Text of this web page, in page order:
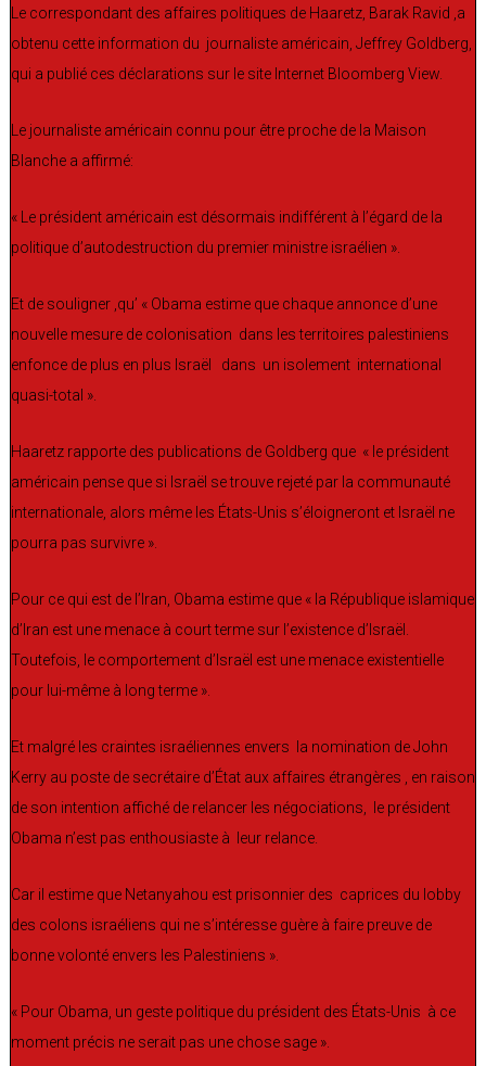
Le correspondant des affaires politiques de Haaretz, Barak Ravid ,a
obtenu cette information du journaliste américain, Jeffrey Goldberg,
qui a publié ces déclarations sur le site Internet Bloomberg View.
Le journaliste américain connu pour être proche de la Maison
Blanche a affirmé:
« Le président américain est désormais indifférent à l’égard de la
politique d’autodestruction du premier ministre israélien ».
Et de souligner ,qu’ « Obama estime que chaque annonce d’une
nouvelle mesure de colonisation dans les territoires palestiniens
enfonce de plus en plus Israël dans un isolement international
quasi-total ».
Haaretz rapporte des publications de Goldberg que « le président
américain pense que si Israël se trouve rejeté par la communauté
internationale, alors même les États-Unis s’éloigneront et Israël ne
pourra pas survivre ».
Pour ce qui est de l’Iran, Obama estime que « la République islamique
d’Iran est une menace à court terme sur l’existence d’Israël.
Toutefois, le comportement d’Israël est une menace existentielle
pour lui-même à long terme ».
Et malgré les craintes israéliennes envers la nomination de John
Kerry au poste de secrétaire d’État aux affaires étrangères , en raison
de son intention affiché de relancer les négociations, le président
Obama n’est pas enthousiaste à leur relance.
Car il estime que Netanyahou est prisonnier des caprices du lobby
des colons israéliens qui ne s’intéresse guère à faire preuve de
bonne volonté envers les Palestiniens ».
« Pour Obama, un geste politique du président des États-Unis à ce
moment précis ne serait pas une chose sage ».